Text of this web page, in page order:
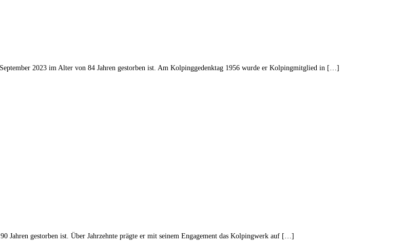
2023 im Alter von 84 Jahren gestorben ist. Am Kolpinggedenktag 1956 wurde er Kolpingmitglied in […]
gestorben ist. Über Jahrzehnte prägte er mit seinem Engagement das Kolpingwerk auf […]